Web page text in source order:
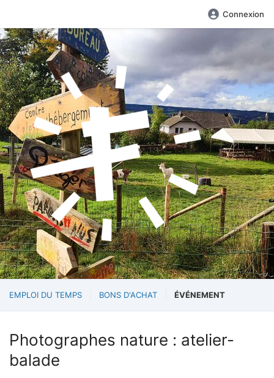
Connexion
EMPLOI DU TEMPS BONS D'ACHAT ÉVÉNEMENT
Photographes nature : atelier-
balade